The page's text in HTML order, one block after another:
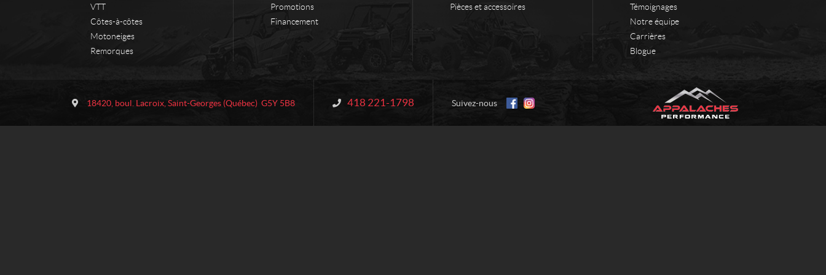
VTT
Côtes-à-côtes
Motoneiges
Remorques
Promotions
Financement
Pièces et accessoires
Témoignages
Notre équipe
Carrières
Blogue
t
a
18420, boul. Lacroix Saint-Georges (Québec) G5Y 5B8 Information :
418 221-1798 Suivez-nous